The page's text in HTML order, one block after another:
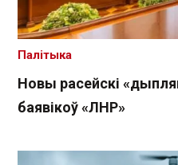
Новы расейскі
баявікоў «ЛНР»
Палітыка